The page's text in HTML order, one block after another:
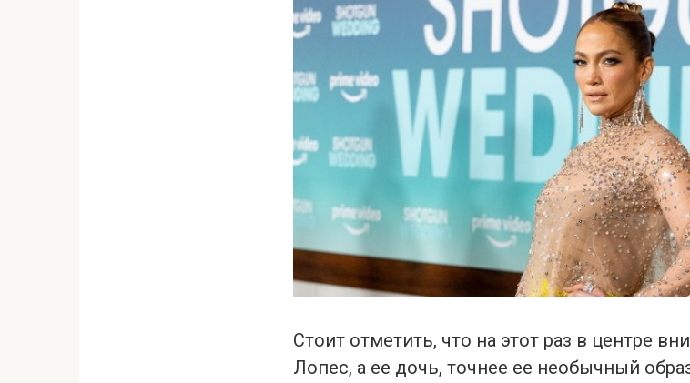
Стоит отметить, что на этот раз в центре
Лопес, а ее дочь, точнее ее необычный